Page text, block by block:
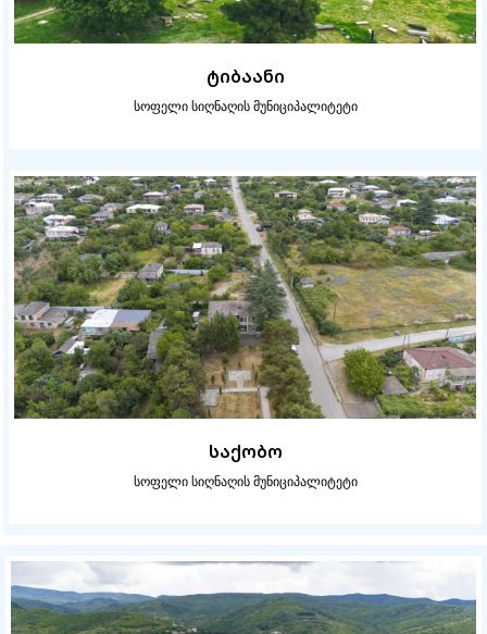
ტიბაანი
სოფელი სიღნაღის მუნიციპალიტეტი
საქობო
სოფელი სიღნაღის მუნიციპალიტეტი